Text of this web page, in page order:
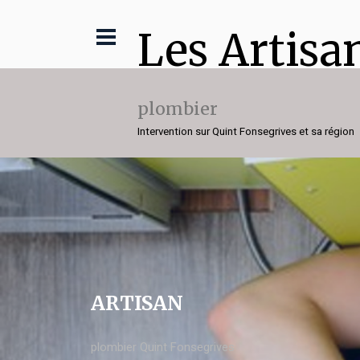
Les
plombier
Intervention sur Quint Fonsegrives et sa région
ARTISAN
plombier Quint Fonsegrives